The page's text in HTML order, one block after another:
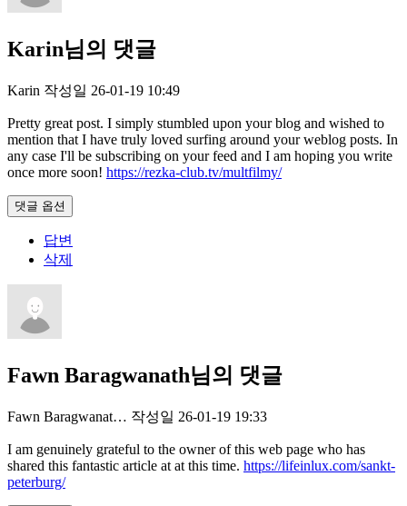
Karin님의 댓글
Karin 작성일 26-01-19 10:49
Pretty great post. I simply stumbled upon your blog and wished to
mention that I have truly loved surfing around your weblog posts. In
any case I'll be subscribing on your feed and I am hoping you write
once more soon! https://rezka-club.tv/multfilmy/
댓글 옵션
답변
삭제
Fawn Baragwanath님의 댓글
Fawn Baragwanat… 작성일 26-01-19 19:33
I am genuinely grateful to the owner of this web page who has
shared this fantastic article at at this time. https://lifeinlux.com/sankt-
peterburg/